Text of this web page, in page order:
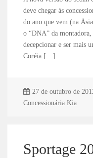
deve chegar às
do ano que vem (na
o “DNA” da
decepcionar e ser mais
Coréia […]
27 de outubro de
Concessionária Kia
Sportage